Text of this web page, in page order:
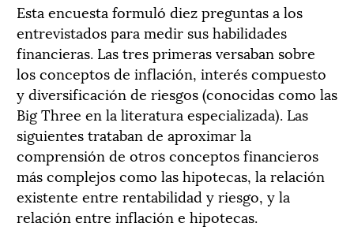
Esta encuesta formuló diez preguntas a los
entrevistados para medir sus habilidades
financieras. Las tres primeras versaban sobre
los conceptos de inflación, interés compuesto
y diversificación de riesgos (conocidas como las
Big Three en la literatura especializada). Las
siguientes trataban de aproximar la
comprensión de otros conceptos financieros
más complejos como las hipotecas, la relación
existente entre rentabilidad y riesgo, y la
relación entre inflación e hipotecas.